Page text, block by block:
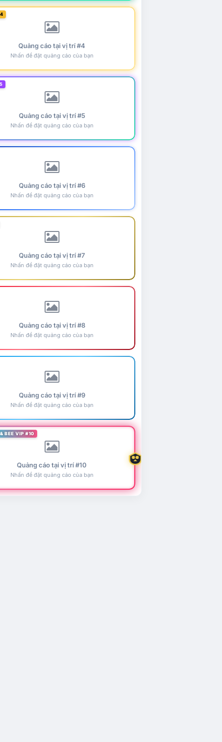
Quảng cáo tại vị trí #4
Nhấn để đặt quảng cáo của bạn
Quảng cáo tại vị trí #5
Nhấn để đặt quảng cáo của bạn
Quảng cáo tại vị trí #6
Nhấn để đặt quảng cáo của bạn
Quảng cáo tại vị trí #7
Nhấn để đặt quảng cáo của bạn
Quảng cáo tại vị trí #8
Nhấn để đặt quảng cáo của bạn
Quảng cáo tại vị trí #9
Nhấn để đặt quảng cáo của bạn
BEE VIP #10
Quảng cáo tại vị trí #10
Nhấn để đặt quảng cáo của bạn